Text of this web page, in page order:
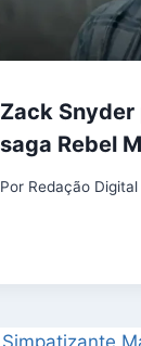
Zack
saga Rebel
Por Redação Digital